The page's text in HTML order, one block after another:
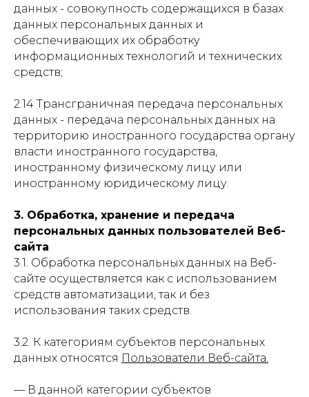
данных - совокупность содержащихся в базах
данных персональных данных и
обеспечивающих их обработку
информационных технологий и технических
средств;
2.14 Трансграничная передача персональных
данных - передача персональных данных на
территорию иностранного государства органу
власти иностранного государства,
иностранному физическому лицу или
иностранному юридическому лицу.
3. Обработка, хранение и передача
персональных данных пользователей Веб-
сайта
3.1. Обработка персональных данных на Веб-
сайте осуществляется как с использованием
средств автоматизации, так и без
использования таких средств.
3.2. К категориям субъектов персональных
данных относятся Пользователи Веб-сайта.
— В данной категории субъектов